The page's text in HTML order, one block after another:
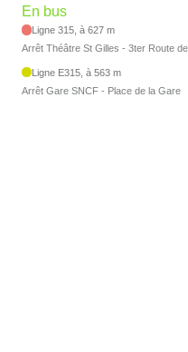
En bus
Ligne 315, à 627 m
Arrêt Théâtre St Gilles - 3ter Route
Ligne E315, à 563 m
Arrêt Gare SNCF - Place de la Gare